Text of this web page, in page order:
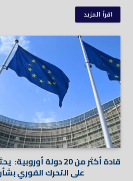
اقرأ المزيد
قادة أكثر من 20 دولة
على التحرك الفوري